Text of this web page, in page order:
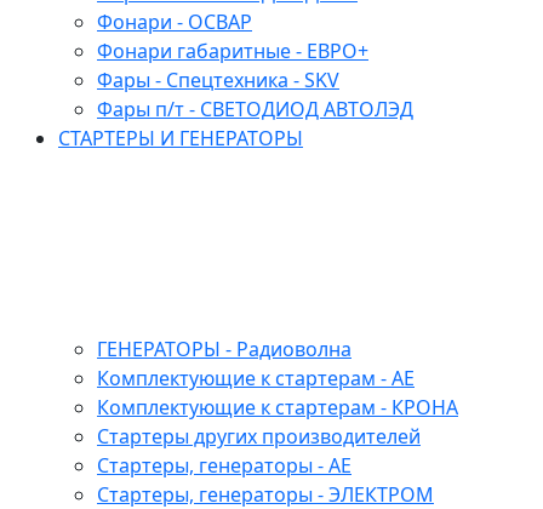
Фонари - ОСВАР
Фонари габаритные - ЕВРО+
Фары - Спецтехника - SKV
Фары п/т - СВЕТОДИОД АВТОЛЭД
СТАРТЕРЫ И ГЕНЕРАТОРЫ
ГЕНЕРАТОРЫ - Радиоволна
Комплектующие к стартерам - АЕ
Комплектующие к стартерам - КРОНА
Стартеры других производителей
Стартеры, генераторы - АЕ
Стартеры, генераторы - ЭЛЕКТРОМ